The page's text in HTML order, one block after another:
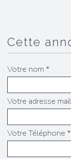
cette
Votre nom *
Votre adresse
Votre Téléphone *